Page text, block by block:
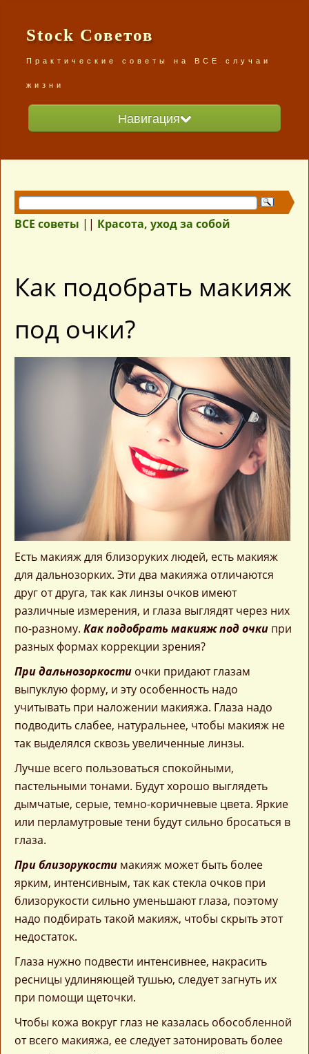
Stock Советов
Практические советы на ВСЕ случаи
жизни
Навигация
ВСЕ советы /карта сайта/
ВСЕ советы || Красота, уход за собой
Как подобрать макияж
под очки?
Есть макияж для близоруких людей, есть макияж
для дальнозорких. Эти два макияжа отличаются
друг от друга, так как линзы очков имеют
различные измерения, и глаза выглядят через них
по-разному. Как подобрать макияж под очки при
разных формах коррекции зрения?
При дальнозоркости очки придают глазам
выпуклую форму, и эту особенность надо
учитывать при наложении макияжа. Глаза надо
подводить слабее, натуральнее, чтобы макияж не
так выделялся сквозь увеличенные линзы.
Лучше всего пользоваться спокойными,
пастельными тонами. Будут хорошо выглядеть
дымчатые, серые, темно-коричневые цвета. Яркие
или перламутровые тени будут сильно бросаться в
глаза.
При близорукости макияж может быть более
ярким, интенсивным, так как стекла очков при
близорукости сильно уменьшают глаза, поэтому
надо подбирать такой макияж, чтобы скрыть этот
недостаток.
Глаза нужно подвести интенсивнее, накрасить
ресницы удлиняющей тушью, следует загнуть их
при помощи щеточки.
Чтобы кожа вокруг глаз не казалась обособленной
от всего макияжа, ее следует затонировать более